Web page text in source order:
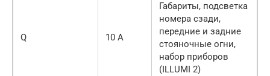
Q 10 А
Габариты, подсветка
номера сзади,
передние и задние
стояночные огни,
набор приборов
(ILLUMI 2)